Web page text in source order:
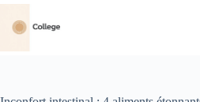
Passer
contenu